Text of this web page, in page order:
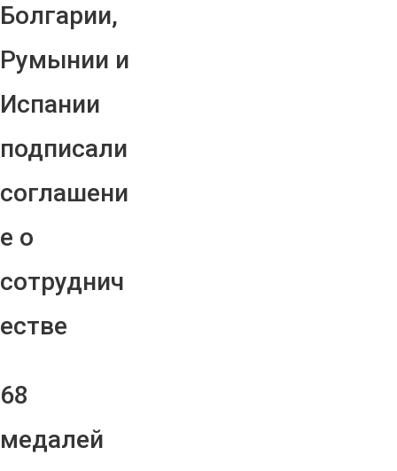
Болгарии,
Румынии и
Испании
подписали
соглашени
е о
сотруднич
естве
68
медалей